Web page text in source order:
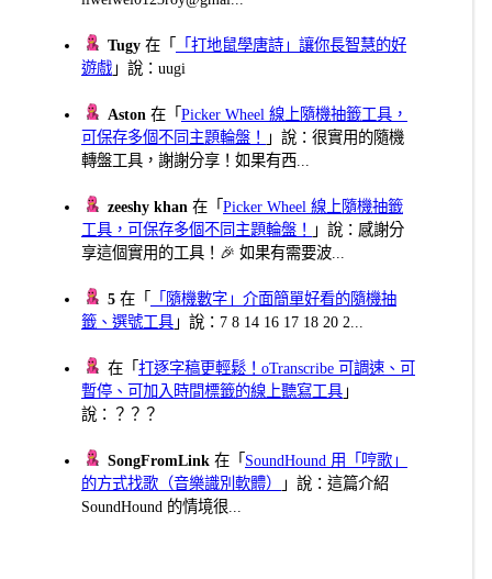
Tugy 在「
「打地鼠學唐詩」讓你長智慧的好
遊戲 」說：uugi
Aston 在「Picker Wheel 線上隨機抽籤工具，
可保存多個不同主題輪盤！
」說：很實用的隨機
轉盤工具，謝謝分享！如果有西...
zeeshy khan 在「Picker Wheel 線上隨機抽籤
工具，可保存多個不同主題輪盤！
」說：感謝分
享這個實用的工具！🎉 如果有需要波...
5 在「
「隨機數字」介面簡單好看的隨機抽
籤、選號工具 」說：7 8 14 16 17 18 20 2...
在「打逐字稿更輕鬆！oTranscribe 可調速、可
暫停、可加入時間標籤的線上聽寫工具 」
說：？？？
SongFromLink 在「 SoundHound 用「哼歌」
的方式找歌（音樂識別軟體）
」說：這篇介紹
SoundHound 的情境很...